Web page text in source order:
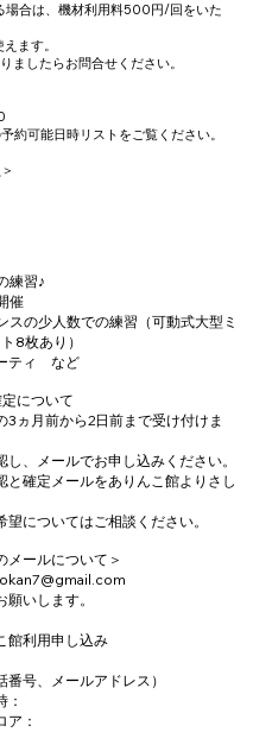
場合は、機材利用料500円/回をいた
ます。
ましたらお問合せください。
可能日時リストをご覧ください。
練習♪
催
の少人数での練習（可動式大型ミ
8枚あり）
ティ など
について
ヵ月前から2日前まで受け付けま
、メールでお申し込みください。
確定メールをありんこ館よりさし
についてはご相談ください。
メールについて＞
いします。
利用申し込み
号、メールアドレス）
：